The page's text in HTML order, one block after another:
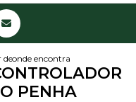
acesso para condominio
onde encontrar controlador
PENHA